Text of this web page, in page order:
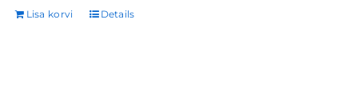
Lisa korvi Details